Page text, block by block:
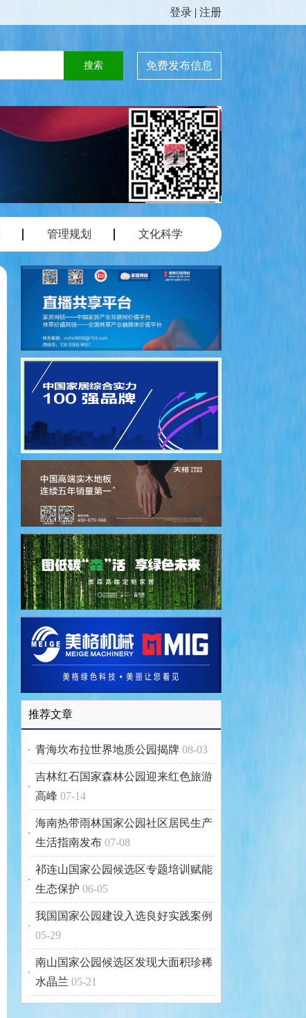
登录 | 注册
免费发布信息
管理规划 文化科学
推荐文章
青海坎布拉世界地质公园揭牌 08-03
吉林红石国家森林公园迎来红色旅游
高峰 07-14
海南热带雨林国家公园社区居民生产
生活指南发布 07-08
祁连山国家公园候选区专题培训赋能
生态保护 06-05
我国国家公园建设入选良好实践案例
05-29
南山国家公园候选区发现大面积珍稀
水晶兰 05-21